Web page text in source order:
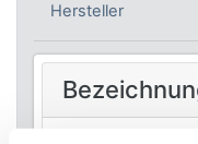
Hersteller